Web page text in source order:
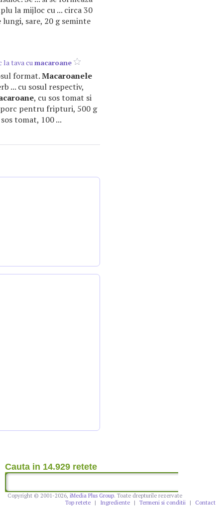
la mijloc cu ... circa 30
lungi, sare, 20 g seminte
la tava cumacaroane
format.Macaroanele
... cu sosul respectiv,
, cu sos tomat si
porc pentru fripturi, 500 g
tomat, 100 ...
Cauta in 14.929 retete
Copyright © 2001-2026, iMedia Plus Group. Toate drepturile rezervate
Top retete
| Ingrediente | Termeni si conditii | Contact